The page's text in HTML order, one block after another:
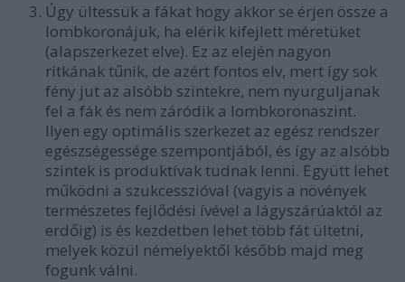
Úgy ültessük a fákat hogy akkor se érjen össze a
lombkoronájuk, ha elérik kifejlett méretüket
(alapszerkezet elve). Ez az elején nagyon
ritkának tűnik, de azért fontos elv, mert így sok
fény jut az alsóbb szintekre, nem nyurguljanak
fel a fák és nem záródik a lombkoronaszint.
Ilyen egy optimális szerkezet az egész rendszer
egészségessége szempontjából, és így az alsóbb
szintek is produktívak tudnak lenni. Együtt lehet
működni a szukcesszióval (vagyis a növények
természetes fejlődési ívével a lágyszárúaktól az
erdőig) is és kezdetben lehet több fát ültetni,
melyek közül némelyektől később majd meg
fogunk válni.